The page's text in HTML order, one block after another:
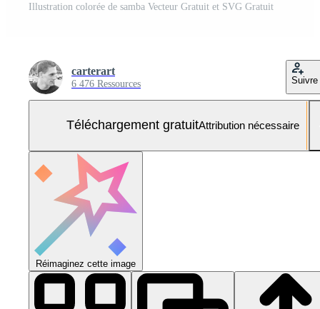
Illustration colorée de samba Vecteur Gratuit et SVG Gratuit
carterart
6 476 Ressources Suivre
Téléchargement gratuitAttribution nécessaire
Réimaginez cette image